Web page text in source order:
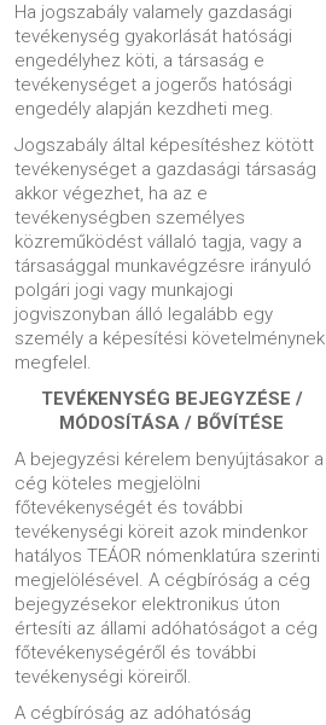
Ha jogszabály valamely gazdasági
tevékenység gyakorlását hatósági
engedélyhez köti, a társaság e
tevékenységet a jogerős hatósági
engedély alapján kezdheti meg.
Jogszabály által képesítéshez kötött
tevékenységet a gazdasági társaság
akkor végezhet, ha az e
tevékenységben személyes
közreműködést vállaló tagja, vagy a
társasággal munkavégzésre irányuló
polgári jogi vagy munkajogi
jogviszonyban álló legalább egy
személy a képesítési követelménynek
megfelel.
TEVÉKENYSÉG BEJEGYZÉSE /
MÓDOSÍTÁSA / BŐVÍTÉSE
A bejegyzési kérelem benyújtásakor a
cég köteles megjelölni
főtevékenységét és további
tevékenységi köreit azok mindenkor
hatályos TEÁOR nómenklatúra szerinti
megjelölésével. A cégbíróság a cég
bejegyzésekor elektronikus úton
értesíti az állami adóhatóságot a cég
főtevékenységéről és további
tevékenységi köreiről.
A cégbíróság az adóhatóság